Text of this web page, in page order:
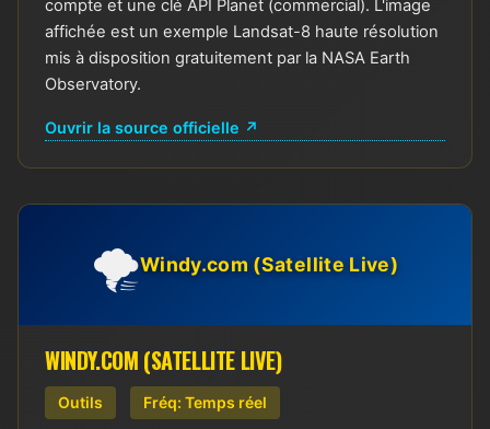
compte et une clé API Planet (commercial). L'image
affichée est un exemple Landsat-8 haute résolution
mis à disposition gratuitement par la NASA Earth
Observatory.
Ouvrir la source officielle ↗
🌪️Windy.com (Satellite Live)
WINDY.COM (SATELLITE LIVE)
Outils Fréq: Temps réel